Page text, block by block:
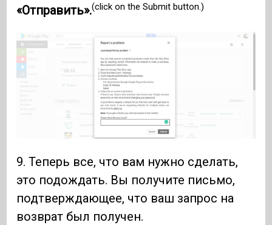
«Отправить».(click on the Submit button.)
9. Теперь все, что вам нужно сделать,
это подождать. Вы получите письмо,
подтверждающее, что ваш запрос на
возврат был получен.